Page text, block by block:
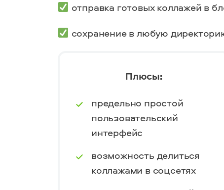
отправка готовых коллажей в
сохранение в любую
Плюсы:
предельно простой
пользовательский
интерфейс
возможность делиться
коллажами в соцсетях